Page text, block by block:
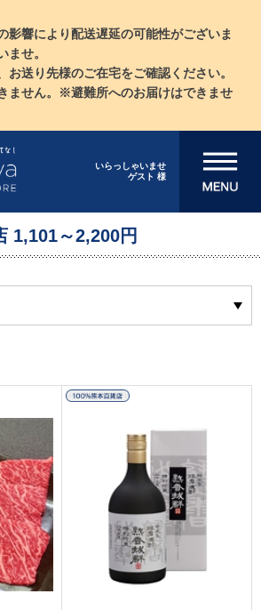
影響により配送遅延の可能性がございま
ませ。
送り先様のご在宅をご確認ください。
ません。※避難所へのお届けはできませ
いらっしゃいませ
ゲスト 様
メニューを開
1,101～2,200円